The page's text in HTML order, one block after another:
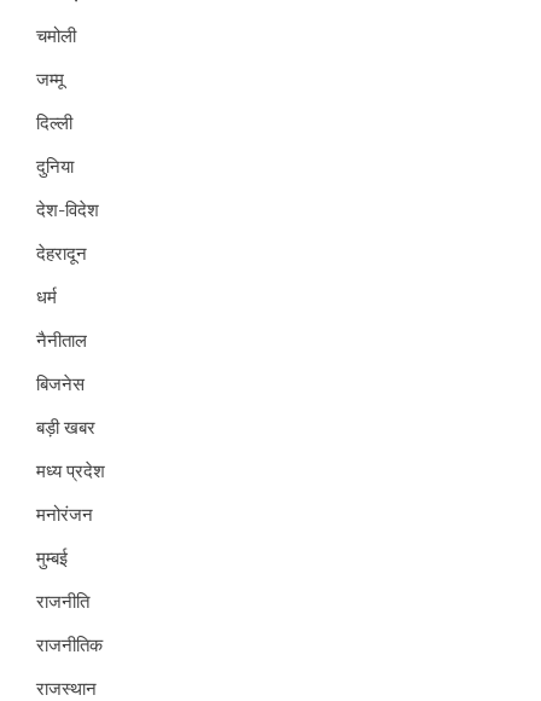
चमोली
जम्मू
दिल्ली
दुनिया
देश-विदेश
देहरादून
धर्म
नैनीताल
बिजनेस
बड़ी खबर
मध्य प्रदेश
मनोरंजन
मुम्बई
राजनीति
राजनीतिक
राजस्थान